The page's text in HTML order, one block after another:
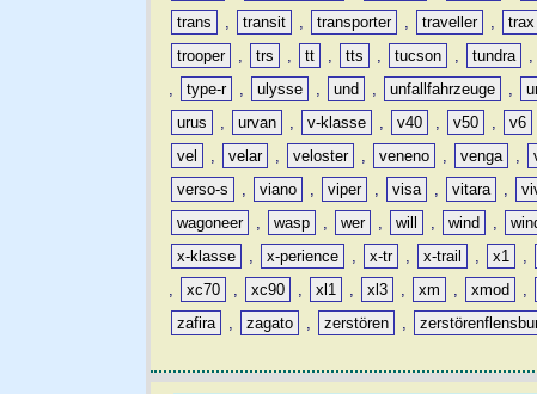
trans
, transit , transporter , traveller , trax
trooper
, trs , tt , tts , tucson , tundra ,
,
type-r , ulysse , und , unfallfahrzeuge ,
urus
, urvan , v-klasse , v40 , v50 , v6
vel
, velar , veloster , veneno , venga ,
verso-s
, viano , viper , visa , vitara ,
wagoneer
, wasp , wer , will , wind ,
x-klasse
, x-perience , x-tr , x-trail , x1 ,
,
xc70 , xc90 , xl1 , xl3 , xm , xmod ,
zafira
, zagato , zerstören ,